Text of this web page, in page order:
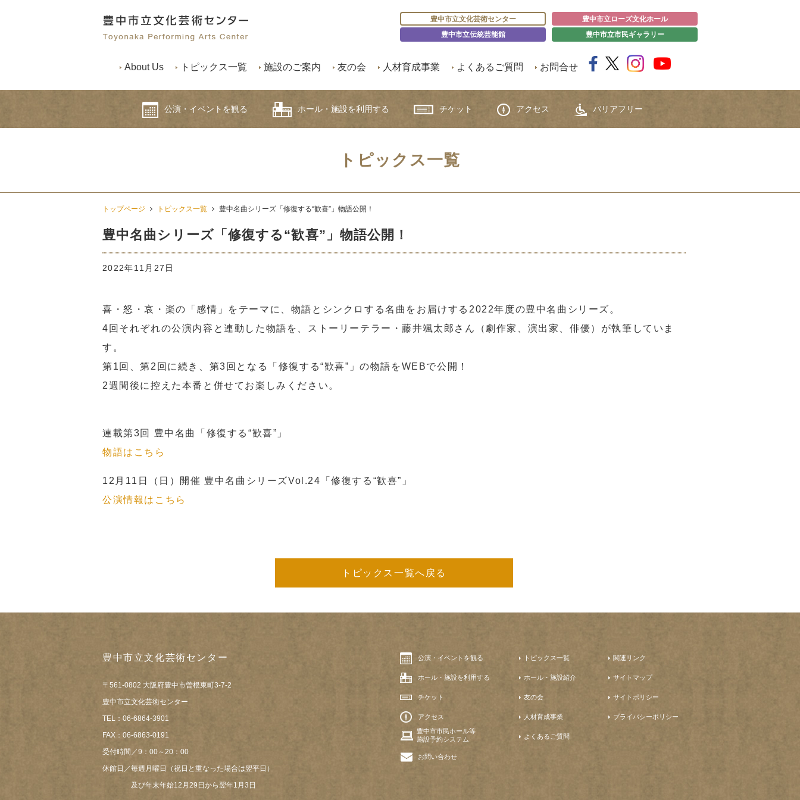
豊中市立文化芸術センター
豊中市立ローズ文化ホール
豊中市立伝統芸能館
豊中市立市民ギャラリー
About Us トピックス一覧 施設のご案内 友の会 人材育成事業 よくあるご質問 お問合せ
公演・イベントを観る ホール・施設を利用する チケット アクセス バリアフリー
トピックス一覧
トップページ トピックス一覧 豊中名曲シリーズ「修復する“歓喜”」物語公開！
豊中名曲シリーズ「修復する“歓喜”」物語公開！
2022年11月27日
喜・怒・哀・楽の「感情」をテーマに、物語とシンクロする名曲をお届けする2022年度の豊中名曲シリーズ。
4回それぞれの公演内容と連動した物語を、ストーリーテラー・藤井颯太郎さん（劇作家、演出家、俳優）が執筆していま
す。
第1回、第2回に続き、第3回となる「修復する“歓喜”」の物語をWEBで公開！
2週間後に控えた本番と併せてお楽しみください。
連載第3回 豊中名曲「修復する“歓喜”」
物語はこちら
12月11日（日）開催 豊中名曲シリーズVol.24「修復する“歓喜”」
公演情報はこちら
トピックス一覧へ戻る
豊中市立文化芸術センター
〒561-0802 大阪府豊中市曽根東町3-7-2
豊中市立文化芸術センター
TEL：06-6864-3901
FAX：06-6863-0191
受付時間／9：00～20：00
休館日／毎週月曜日（祝日と重なった場合は翌平日）
及び年末年始12月29日から翌年1月3日
公演・イベントを観る
ホール・施設を利用する
チケット
アクセス
豊中市市民ホール等
施設予約システム
お問い合わせ
トピックス一覧
ホール・施設紹介
友の会
人材育成事業
よくあるご質問
関連リンク
サイトマップ
サイトポリシー
プライバシーポリシー